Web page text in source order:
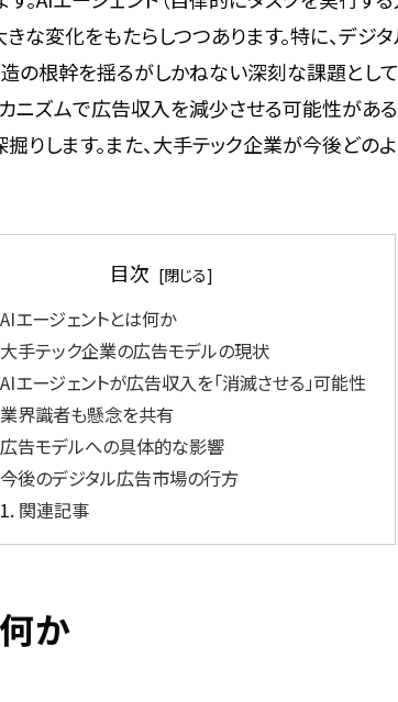
変化をもたらしつつあります。特に、デジ
の根幹を揺るがしかねない深刻な課題とし
ニズムで広告収入を減少させる可能性があ
りします。また、大手テック企業が今後どの
目次
AIエージェントとは何か
大手テック企業の広告モデルの現状
AIエージェントが広告収入を「消滅させる」可能性
業界識者も懸念を共有
広告モデルへの具体的な影響
今後のデジタル広告市場の行方
関連記事
か